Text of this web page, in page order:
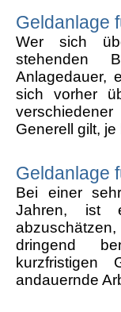
Geldanlage
Wer sich
stehenden
Anlagedauer,
sich vorher
Generell gilt, je
Geldanlage
Bei einer
Jahren, ist
dringend
kurzfristigen
andauernde